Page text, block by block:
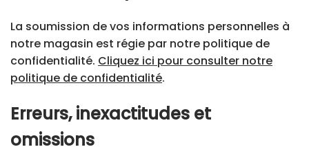
La soumission de vos informations personnelles à
notre magasin est régie par notre politique de
confidentialité. Cliquez ici pour consulter notre
politique de confidentialité.
Erreurs, inexactitudes et
omissions